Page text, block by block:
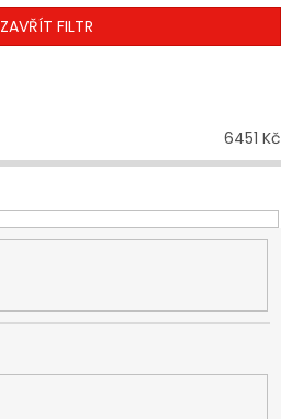
ZAVŘÍT FILTR
6451 Kč